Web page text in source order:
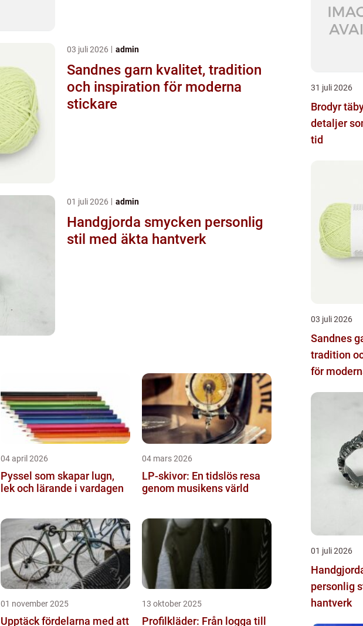
03 juli 2026 admin
Sandnes garn kvalitet, tradition
och inspiration för moderna
stickare
01 juli 2026 admin
Handgjorda smycken personlig
stil med äkta hantverk
04 april 2026
Pyssel som skapar lugn,
lek och lärande i vardagen
04 mars 2026
LP-skivor: En tidslös resa
genom musikens värld
01 november 2025
Upptäck fördelarna med att
13 oktober 2025
Profilkläder: Från logga till
31 juli 2026
Brodyr täby
detaljer
tid
03 juli 2026
Sandnes garn
tradition
för
01 juli 2026
personlig
hantverk